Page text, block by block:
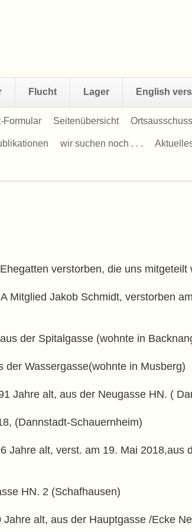
Flucht Lager English
Formular Seitenübersicht
wir suchen noch . . .
verstorben, die uns mitgeteilt
Mitglied Jakob Schmidt, verstorben
der Spitalgasse (wohnte in
Wassergasse(wohnte in Musberg)
Jahre alt, aus der Neugasse HN. (
(Dannstadt-Schauernheim)
Jahre alt, verst. am 19. Mai 2018,aus
HN. 2 (Schafhausen)
alt, aus der Hauptgasse /Ecke